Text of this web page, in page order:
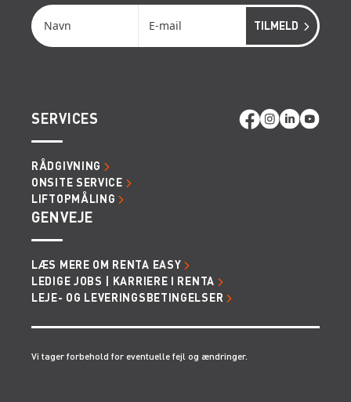
SERVICES
RÅDGIVNING
ONSITE SERVICE
LIFTOPMÅLING
GENVEJE
LÆS MERE OM RENTA EASY
LEDIGE JOBS | KARRIERE I RENTA
LEJE- OG LEVERINGSBETINGELSER
Vi tager forbehold for eventuelle fejl og ændringer.